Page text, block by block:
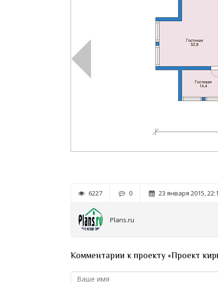
6227 0 23 января 2015,
Plans.ru
Комментарии к проекту «Проект